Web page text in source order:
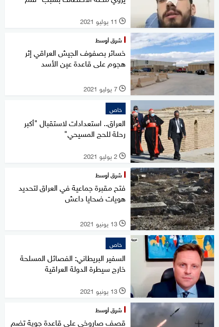
l 11 يوليو 2021
شرق أوسط
خسائر بصفوف الجيش العراقي إثر
هجوم على قاعدة عين الأسد
l 7 يوليو 2021
خاص
العراق.. استعدادات لاستقبال "أكبر
رحلة للحج المسيحي"
l 2 يوليو 2021
شرق أوسط
فتح مقبرة جماعية في العراق لتحديد
هويات ضحايا داعش
l 13 يونيو 2021
خاص
السفير البريطاني: الفصائل المسلحة
خارج سيطرة الدولة العراقية
l 13 يونيو 2021
شرق أوسط
قصف صاروخي على قاعدة جوية تضم